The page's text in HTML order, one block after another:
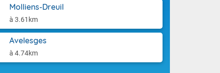
Molliens-Dreuil
à 3.61km
Avelesges
à 4.74km
avec des
sur le sud
sur la
à nord-ouest